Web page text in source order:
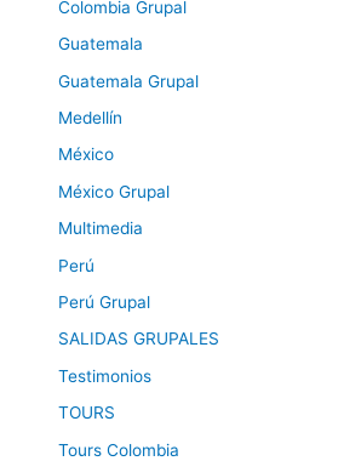
Colombia Grupal
Guatemala
Guatemala Grupal
Medellín
México
México Grupal
Multimedia
Perú
Perú Grupal
SALIDAS GRUPALES
Testimonios
TOURS
Tours Colombia